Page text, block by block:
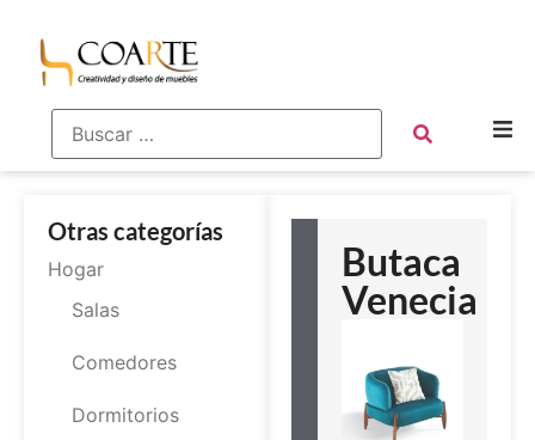
Otras categorías
Hogar
Salas
Comedores
Dormitorios
Butaca
Venecia